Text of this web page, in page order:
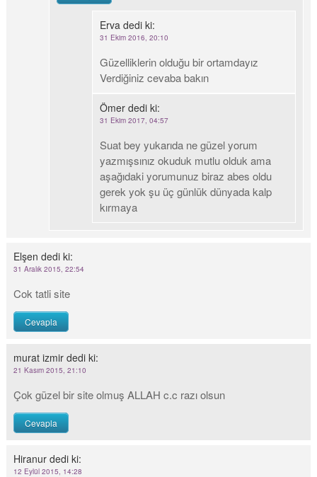
Erva dedi ki:
31 Ekim 2016, 20:10
Güzelliklerin olduğu bir ortamdayız
Verdiğiniz cevaba bakın
Ömer dedi ki:
31 Ekim 2017, 04:57
Suat bey yukarıda ne güzel yorum
yazmışsınız okuduk mutlu olduk ama
aşağıdaki yorumunuz biraz abes oldu
gerek yok şu üç günlük dünyada kalp
kırmaya
Elşen dedi ki:
31 Aralık 2015, 22:54
Cok tatli site
Cevapla
murat izmir dedi ki:
21 Kasım 2015, 21:10
Çok güzel bir site olmuş ALLAH c.c razı olsun
Cevapla
Hiranur dedi ki:
12 Eylül 2015, 14:28